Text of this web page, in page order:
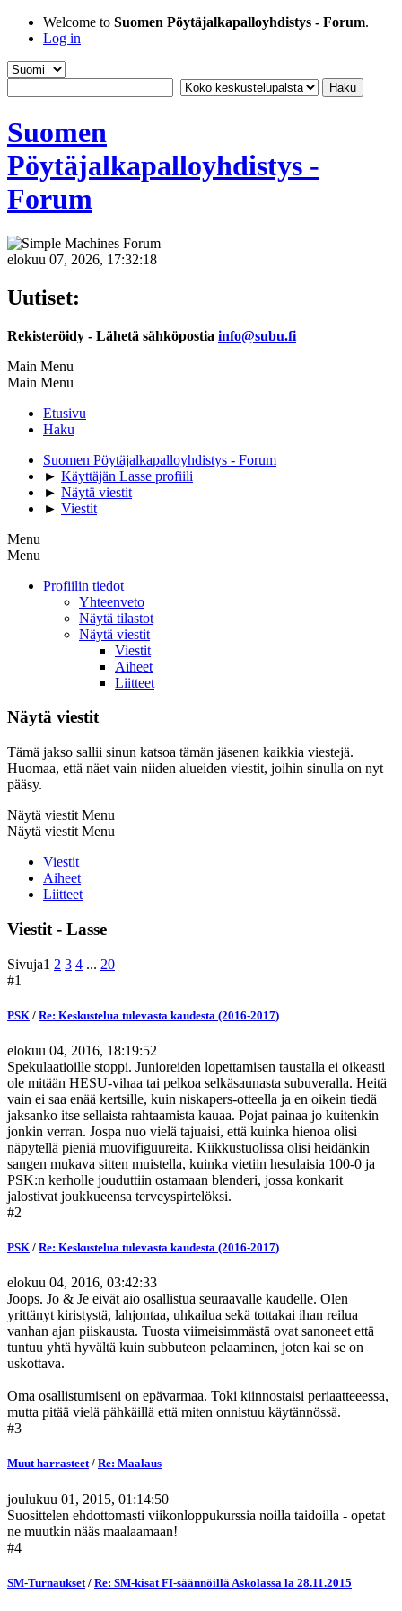
Welcome to Suomen Pöytäjalkapalloyhdistys - Forum.
Log in
Suomen
Pöytäjalkapalloyhdistys -
Forum
elokuu 07, 2026, 17:32:18
Uutiset:
Rekisteröidy - Lähetä sähköpostia info@subu.fi
Main Menu
Main Menu
Etusivu
Haku
Suomen Pöytäjalkapalloyhdistys - Forum
► Käyttäjän Lasse profiili
► Näytä viestit
► Viestit
Menu
Menu
Profiilin tiedot
Yhteenveto
Näytä tilastot
Näytä viestit
Viestit
Aiheet
Liitteet
Näytä viestit
Tämä jakso sallii sinun katsoa tämän jäsenen kaikkia viestejä.
Huomaa, että näet vain niiden alueiden viestit, joihin sinulla on nyt
pääsy.
Näytä viestit Menu
Näytä viestit Menu
Viestit
Aiheet
Liitteet
Viestit - Lasse
Sivuja1 2 3 4 ... 20
#1
PSK / Re: Keskustelua tulevasta kaudesta (2016-2017)
elokuu 04, 2016, 18:19:52
Spekulaatioille stoppi. Junioreiden lopettamisen taustalla ei oikeasti
ole mitään HESU-vihaa tai pelkoa selkäsaunasta subuveralla. Heitä
vain ei saa enää kertsille, kuin niskapers-otteella ja en oikein tiedä
jaksanko itse sellaista rahtaamista kauaa. Pojat painaa jo kuitenkin
jonkin verran. Jospa nuo vielä tajuaisi, että kuinka hienoa olisi
näpytellä pieniä muovifiguureita. Kiikkustuolissa olisi heidänkin
sangen mukava sitten muistella, kuinka vietiin hesulaisia 100-0 ja
PSK:n kerholle jouduttiin ostamaan blenderi, jossa konkarit
jalostivat joukkueensa terveyspirtelöksi.
#2
PSK / Re: Keskustelua tulevasta kaudesta (2016-2017)
elokuu 04, 2016, 03:42:33
Joops. Jo & Je eivät aio osallistua seuraavalle kaudelle. Olen
yrittänyt kiristystä, lahjontaa, uhkailua sekä tottakai ihan reilua
vanhan ajan piiskausta. Tuosta viimeisimmästä ovat sanoneet että
tuntuu yhtä hyvältä kuin subbuteon pelaaminen, joten kai se on
uskottava.
Oma osallistumiseni on epävarmaa. Toki kiinnostaisi periaatteeessa,
mutta pitää vielä pähkäillä että miten onnistuu käytännössä.
#3
Muut harrasteet/ Re: Maalaus
joulukuu 01, 2015, 01:14:50
Suosittelen ehdottomasti viikonloppukurssia noilla taidoilla - opetat
ne muutkin nääs maalaamaan!
#4
SM-Turnaukset / Re: SM-kisat FI-säännöillä Askolassa la 28.11.2015